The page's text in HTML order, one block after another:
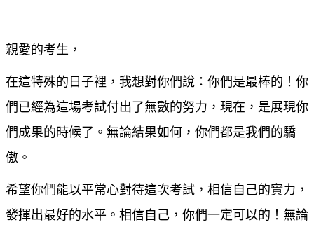
親愛的考生，
在這特殊的日子裡，我想對你們說：你們是最棒的！你
們已經為這場考試付出了無數的努力，現在，是展現你
們成果的時候了。無論結果如何，你們都是我們的驕
傲。
希望你們能以平常心對待這次考試，相信自己的實力，
發揮出最好的水平。相信自己，你們一定可以的！無論